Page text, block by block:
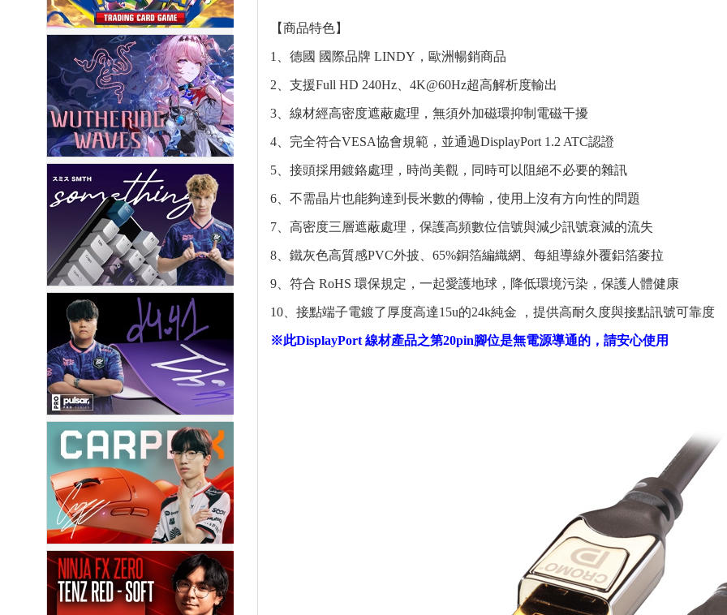
【商品特色】
1、德國 國際品牌 LINDY，歐洲暢銷商品
2、支援Full HD 240Hz、4K@60Hz超高解析度輸出
3、線材經高密度遮蔽處理，無須外加磁環抑制電磁干擾
4、完全符合VESA協會規範，並通過DisplayPort 1.2 ATC認證
5、接頭採用鍍鉻處理，時尚美觀，同時可以阻絕不必要的雜訊
6、不需晶片也能夠達到長米數的傳輸，使用上沒有方向性的問題
7、高密度三層遮蔽處理，保護高頻數位信號與減少訊號衰減的流失
8、鐵灰色高質感PVC外披、65%銅箔編織網、每組導線外覆鋁箔麥拉
9、符合 RoHS 環保規定，一起愛護地球，降低環境污染，保護人體健康
10、接點端子電鍍了厚度高達15u的24k純金 ，提供高耐久度與接點訊號可靠度
※此DisplayPort 線材產品之第20pin腳位是無電源導通的，請安心使用